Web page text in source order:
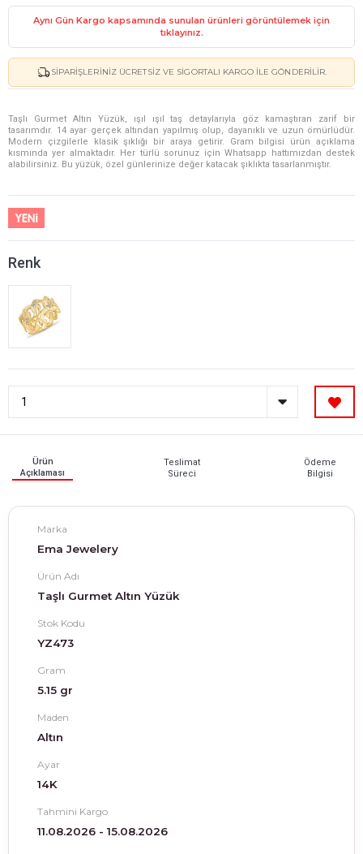
Aynı Gün Kargo kapsamında sunulan ürünleri görüntülemek için
tıklayınız.
SIPARIŞLERINIZ ÜCRETSIZ VE SIGORTALI KARGO ILE GÖNDERILIR.
Taşlı Gurmet Altın Yüzük, ışıl ışıl taş detaylarıyla göz kamaştıran zarif bir
tasarımdır. 14 ayar gerçek altından yapılmış olup, dayanıklı ve uzun ömürlüdür.
Modern çizgilerle klasik şıklığı bir araya getirir. Gram bilgisi ürün açıklama
kısmında yer almaktadır. Her türlü sorunuz için Whatsapp hattımızdan destek
alabilirsiniz. Bu yüzük, özel günlerinize değer katacak şıklıkta tasarlanmıştır.
Renk
Ürün
Açıklaması
Teslimat
Süreci
Ödeme
Bilgisi
Marka
Ema Jewelery
Ürün Adı
Taşlı Gurmet Altın Yüzük
Stok Kodu
YZ473
Gram
5.15 gr
Maden
Altın
Ayar
14K
Tahmini Kargo
11.08.2026 - 15.08.2026